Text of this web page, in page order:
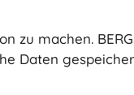
zu machen.
Daten